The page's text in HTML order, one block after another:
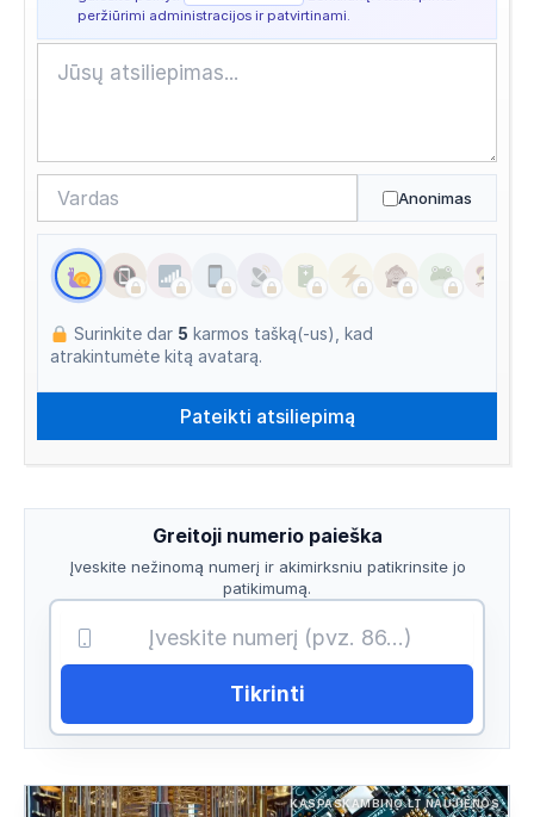
Apsilankyta ataskaitoje 2026/07/18 09:42
Apsilankyta ataskaitoje
Apsilankyta ataskaitoje 2026/07/15 19:34
peržiūrimi administracijos ir patvirtinami.
Anonimas
Surinkite dar 5 karmos tašką(-us), kad
atrakintumėte kitą avatarą.
Greitoji numerio paieška
Įveskite nežinomą numerį ir akimirksniu patikrinsite jo
patikimumą.
Tikrinti
KASPASKAMBINO.LT NAUJIENOS